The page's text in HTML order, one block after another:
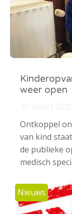
weer open
Ontkoppel
van kind
de publieke
medisch
Nieuws